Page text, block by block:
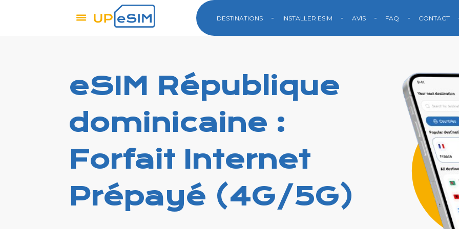
DESTINATIONS INSTALLER ESIM AVIS FAQ CONTACT
eSIM République
dominicaine :
Forfait Internet
Prépayé (4G/5G)